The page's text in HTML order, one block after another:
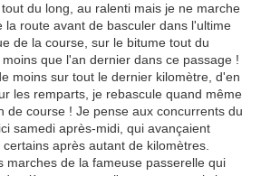
du long, au ralenti mais je ne marche
la route avant de basculer dans l'ultime
de la course, sur le bitume tout du
que l'an dernier dans ce passage !
moins sur tout le dernier kilomètre, d'en
les remparts, je rebascule quand même
de course ! Je pense aux concurrents du
samedi après-midi, qui avançaient
après autant de kilomètres.
marches de la fameuse passerelle qui